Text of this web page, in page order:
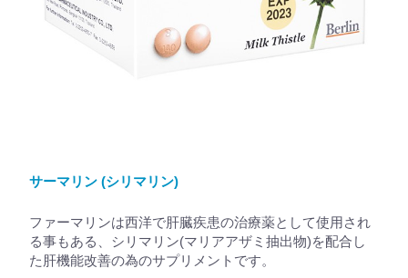
サーマリン (シリマリン)
ファーマリンは西洋で肝臓疾患の治療薬として使用され
る事もある、シリマリン(マリアアザミ抽出物)を配合し
た肝機能改善の為のサプリメントです。